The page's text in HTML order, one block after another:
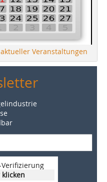
Veranstaltungen
klicken